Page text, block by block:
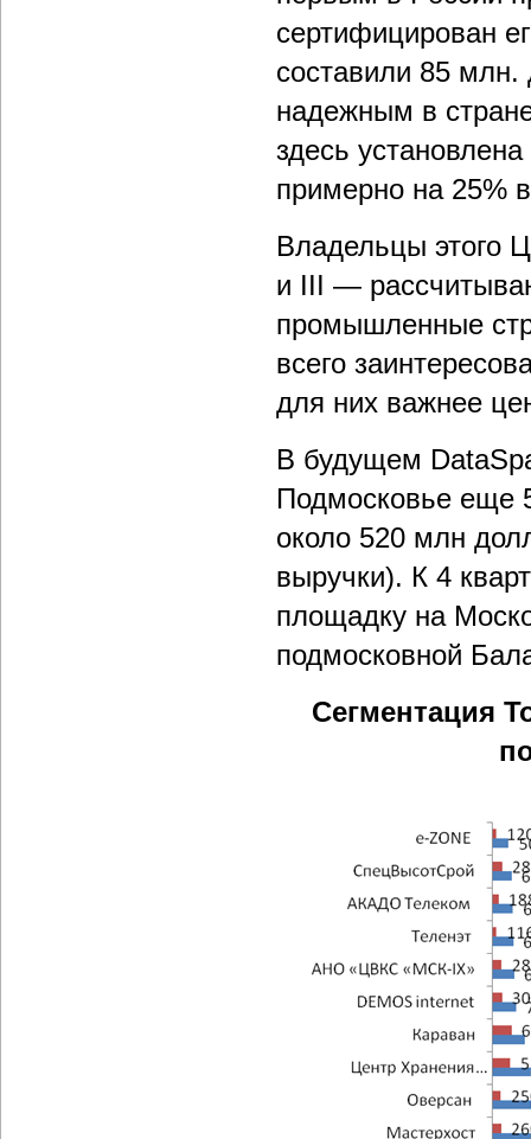
сертифицирован
составили 85
надежным в
здесь
примерно на 25%
Владельцы этого
и III —
промышленные
всего
для них важнее
В будущем
Подмосковье еще
около 520 млн
выручки). К 4
площадку на
подмосковной
Сегментация